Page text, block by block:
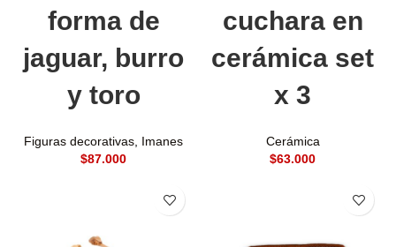
forma de
jaguar, burro
y toro
Figuras decorativas Imanes
$
cuchara en
cerámica set
x 3
Cerámica
$